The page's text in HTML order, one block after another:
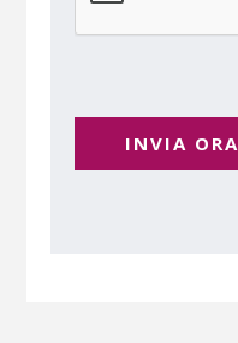
INVIA ORA